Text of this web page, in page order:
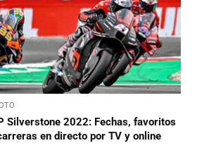
Silverstone 2022: Fechas, favoritos
en directo por TV y online